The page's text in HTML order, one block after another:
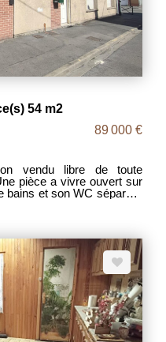
54 m2
89 000 €
vendu libre de toute
pièce a vivre ouvert sur
et son WC séparé. -
Les frais d 'agence étant a